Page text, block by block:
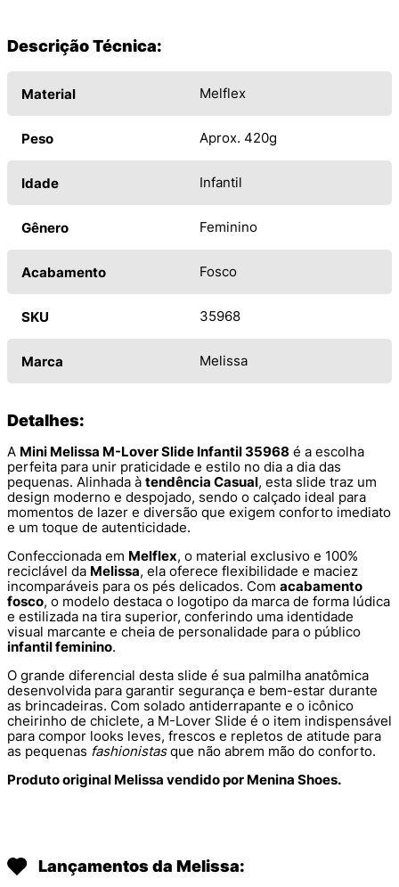
Descrição Técnica:
Material Melflex
Peso Aprox. 420g
Idade Infantil
Gênero Feminino
Acabamento Fosco
SKU 35968
Marca Melissa
Detalhes:
A Mini Melissa M-Lover Slide Infantil 35968 é a escolha
perfeita para unir praticidade e estilo no dia a dia das
pequenas. Alinhada à tendência Casual, esta slide traz um
design moderno e despojado, sendo o calçado ideal para
momentos de lazer e diversão que exigem conforto imediato
e um toque de autenticidade.
Confeccionada em Melflex, o material exclusivo e 100%
reciclável da Melissa, ela oferece flexibilidade e maciez
incomparáveis para os pés delicados. Com acabamento
fosco, o modelo destaca o logotipo da marca de forma lúdica
e estilizada na tira superior, conferindo uma identidade
visual marcante e cheia de personalidade para o público
infantil feminino.
O grande diferencial desta slide é sua palmilha anatômica
desenvolvida para garantir segurança e bem-estar durante
as brincadeiras. Com solado antiderrapante e o icônico
cheirinho de chiclete, a M-Lover Slide é o item indispensável
para compor looks leves, frescos e repletos de atitude para
as pequenas fashionistasque não abrem mão do conforto.
Produto original Melissa vendido por Menina Shoes.
Lançamentos da Melissa: